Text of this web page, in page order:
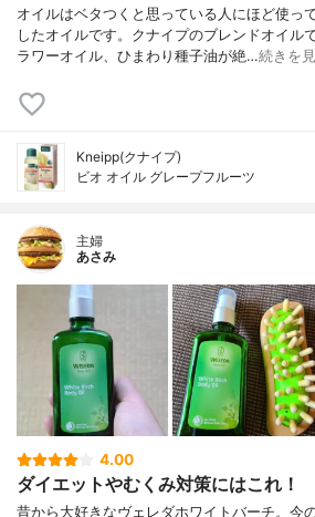
オイルはベタつくと思っている人にほど使っ
したオイルです。クナイプのブレンドオイル
ラワーオイル、ひまわり種子油が絶…続きを
Kneipp(クナイプ)
ビオ オイル グレープフルーツ
主婦
あさみ
4.00
ダイエットやむくみ対策にはこれ！
昔から大好きなヴェレダホワイトバーチ。今